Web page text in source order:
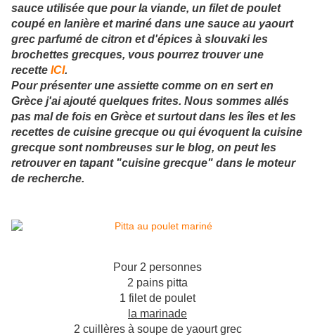
sauce utilisée que pour la viande, un filet de poulet
coupé en lanière et mariné dans une sauce au yaourt
grec parfumé de citron et d'épices à slouvaki les
brochettes grecques, vous pourrez trouver une
recette ICI.
Pour présenter une assiette comme on en sert en
Grèce j'ai ajouté quelques frites. Nous sommes allés
pas mal de fois en Grèce et surtout dans les îles et les
recettes de cuisine grecque ou qui évoquent la cuisine
grecque sont nombreuses sur le blog, on peut les
retrouver en tapant "cuisine grecque" dans le moteur
de recherche.
Pour 2 personnes
2 pains pitta
1 filet de poulet
la marinade
2 cuillères à soupe de yaourt grec